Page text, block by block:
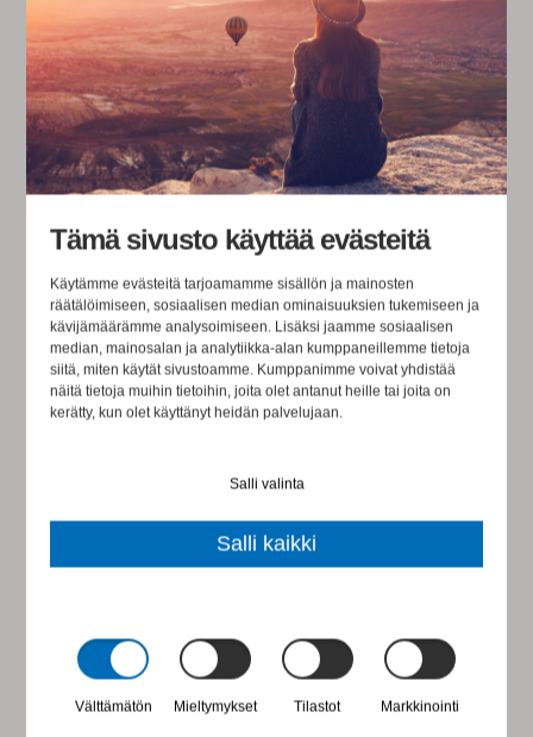
Tämä sivusto käyttää evästeitä
Käytämme evästeitä tarjoamamme sisällön ja mainosten
räätälöimiseen, sosiaalisen median ominaisuuksien tukemiseen ja
kävijämäärämme analysoimiseen. Lisäksi jaamme sosiaalisen
median, mainosalan ja analytiikka-alan kumppaneillemme tietoja
siitä, miten käytät sivustoamme. Kumppanimme voivat yhdistää
näitä tietoja muihin tietoihin, joita olet antanut heille tai joita on
kerätty, kun olet käyttänyt heidän palvelujaan.
Salli valinta
Salli kaikki
Välttämätön Mieltymykset Tilastot Markkinointi
kokeilua, joiden tarkoituksena oli etsiä ...
LUE TÄSTÄ
MERLE KARP 5MIN LUKUAIKA
MITEN LAPIT TEKI
KOKONAISVALTAISEN